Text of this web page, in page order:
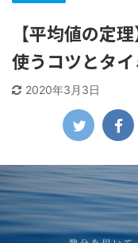
【平均値の定
使うコツとタ
2020年3月3日